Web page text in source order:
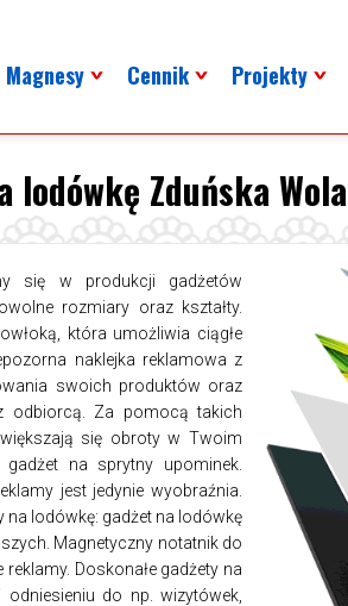
Magnesy Cennik Projekty
lodówkę Zduńska Wola
się w produkcji gadżetów
rozmiary oraz kształty.
która umożliwia ciągłe
naklejka reklamowa z
swoich produktów oraz
odbiorcą. Za pomocą takich
się obroty w Twoim
na sprytny upominek.
jest jedynie wyobraźnia.
na lodówkę: gadżet na lodówkę
Magnetyczny notatnik do
Doskonałe gadżety na
odniesieniu do np. wizytówek,